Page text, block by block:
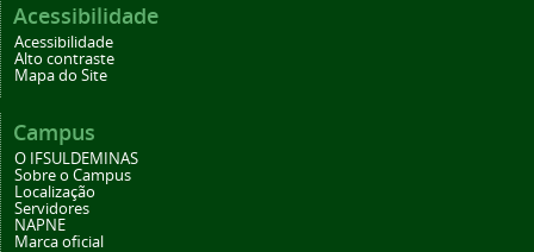
Acessibilidade
Acessibilidade
Alto contraste
Mapa do Site
Campus
O IFSULDEMINAS
Sobre o Campus
Localização
Servidores
NAPNE
Marca oficial